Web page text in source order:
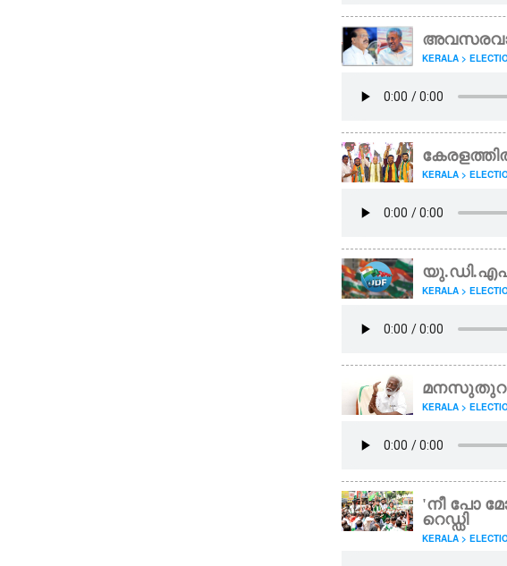
KERALA >
KERALA >
യു.ഡി.എഫ്
KERALA >
KERALA >
'നീ പോ
റെഡ്ഡി
KERALA >